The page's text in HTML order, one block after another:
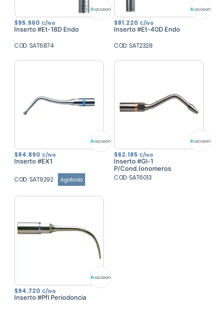
$95.960 C/Iva
Inserto #Et-18D Endo
COD: SAT6874
$81.220 C/Iva
Inserto #Et-40D Endo
COD: SAT2328
$84.890 C/Iva
Inserto #EX1
COD: SAT9292 Agotado
$62.185 C/Iva
Inserto #Gl-1
P/Cond.Ionomeros
COD: SAT6013
$94.720 C/Iva
Inserto #Pfl Periodoncia